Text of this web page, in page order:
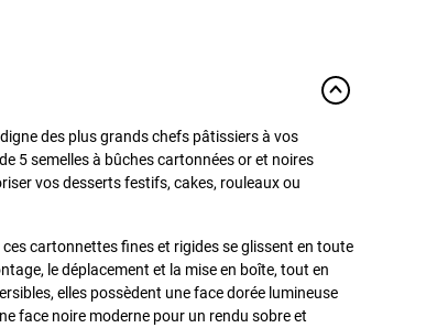
des plus grands chefs pâtissiers à vos
5 semelles à bûches cartonnées or et noires
vos desserts festifs, cakes, rouleaux ou
cartonnettes fines et rigides se glissent en toute
le déplacement et la mise en boîte, tout en
elles possèdent une face dorée lumineuse
face noire moderne pour un rendu sobre et